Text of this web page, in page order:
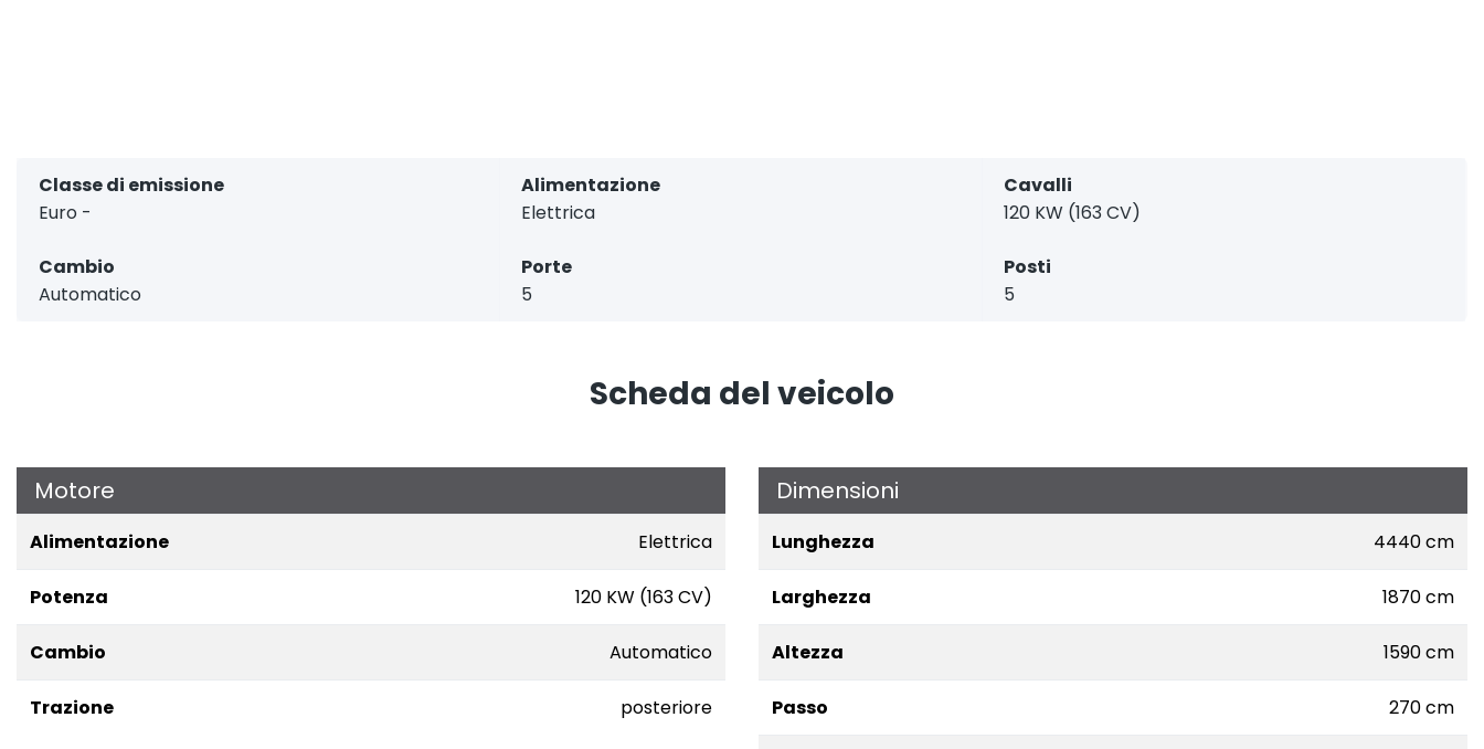
Classe di emissione
Euro -
Alimentazione
Elettrica
Cavalli
120 KW (163 CV)
Cambio
Automatico
Porte
5
Posti
5
Scheda del veicolo
Motore
Alimentazione Elettrica
Potenza 120 KW (163 CV)
Cambio Automatico
Trazione posteriore
Dimensioni
Lunghezza 4440 cm
Larghezza 1870 cm
Altezza 1590 cm
Passo 270 cm